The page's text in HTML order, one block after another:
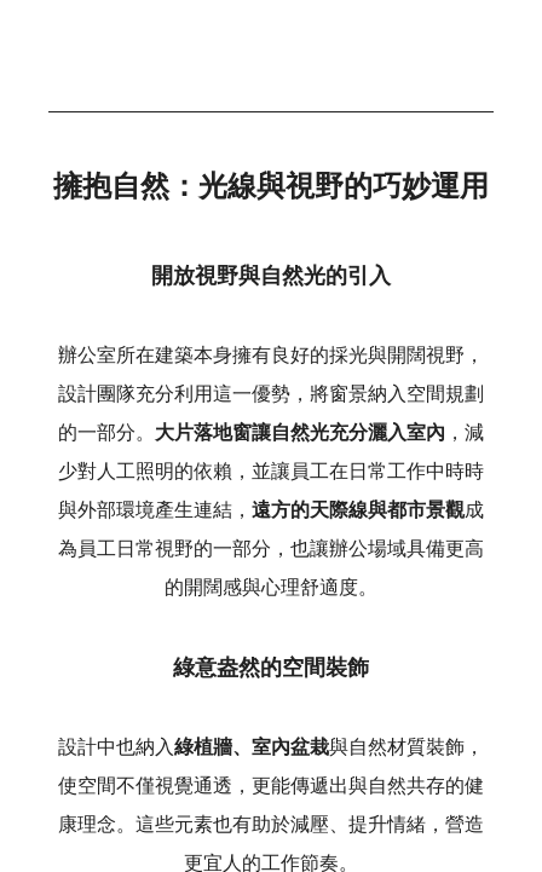
擁抱自然：光線與視野的巧妙運用
開放視野與自然光的引入
辦公室所在建築本身擁有良好的採光與開闊視野，
設計團隊充分利用這一優勢，將窗景納入空間規劃
的一部分。 大片落地窗讓自然光充分灑入室內 ，減
少對人工照明的依賴，並讓員工在日常工作中時時
與外部環境產生連結， 遠方的天際線與都市景觀成
為員工日常視野的一部分，也讓辦公場域具備更高
的開闊感與心理舒適度。
綠意盎然的空間裝飾
設計中也納入綠植牆、室內盆栽與自然材質裝飾，
使空間不僅視覺通透，更能傳遞出與自然共存的健
康理念。這些元素也有助於減壓、提升情緒，營造
更宜人的工作節奏。